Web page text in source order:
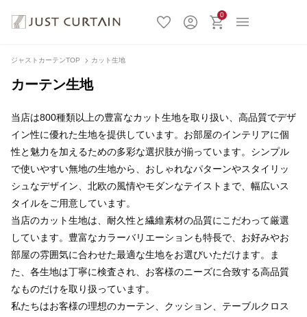
0
ジャストカーテンTOP カット生地
カーテン生地
当店は800種類以上の豊富なカット生地を取り扱い、高品質でデザ
イン性に優れた生地を提供しています。お部屋のインテリアに個
性と魅力を加えるための多彩な選択肢が揃っています。シンプル
で使いやすい無地の生地から、おしゃれなパターンやスタイリッ
シュなデザイン、北欧の風情やモダンなテイストまで、幅広いス
タイルをご用意しています。
当店のカット生地は、耐久性と繊維素材の品質にこだわって厳選
しています。豊富なカラーバリエーションも特長で、お好みやお
部屋の雰囲気に合わせた最適な生地をお選びいただけます。ま
た、各生地は丁寧に検査され、お客様のニーズに合致する高品質
なものだけを取り扱っています。
私たちはお客様の理想のカーテン、クッション、テーブルクロス